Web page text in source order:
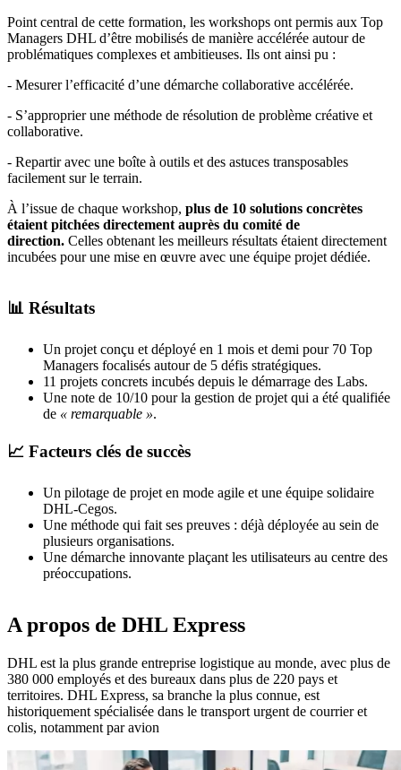
Point central de cette formation, les workshops ont permis aux Top
Managers DHL d’être mobilisés de manière accélérée autour de
problématiques complexes et ambitieuses. Ils ont ainsi pu :
- Mesurer l’efficacité d’une démarche collaborative accélérée.
- S’approprier une méthode de résolution de problème créative et
collaborative.
- Repartir avec une boîte à outils et des astuces transposables
facilement sur le terrain.
À l’issue de chaque workshop, plus de 10 solutions concrètes
étaient pitchées directement auprès du comité de
direction. Celles obtenant les meilleurs résultats étaient directement
incubées pour une mise en œuvre avec une équipe projet dédiée.
📊 Résultats
Un projet conçu et déployé en 1 mois et demi pour 70 Top
Managers focalisés autour de 5 défis stratégiques.
11 projets concrets incubés depuis le démarrage des Labs.
Une note de 10/10 pour la gestion de projet qui a été qualifiée
de « remarquable ».
📈 Facteurs clés de succès
Un pilotage de projet en mode agile et une équipe solidaire
DHL-Cegos.
Une méthode qui fait ses preuves : déjà déployée au sein de
plusieurs organisations.
Une démarche innovante plaçant les utilisateurs au centre des
préoccupations.
A propos de DHL Express
DHL est la plus grande entreprise logistique au monde, avec plus de
380 000 employés et des bureaux dans plus de 220 pays et
territoires. DHL Express, sa branche la plus connue, est
historiquement spécialisée dans le transport urgent de courrier et
colis, notamment par avion